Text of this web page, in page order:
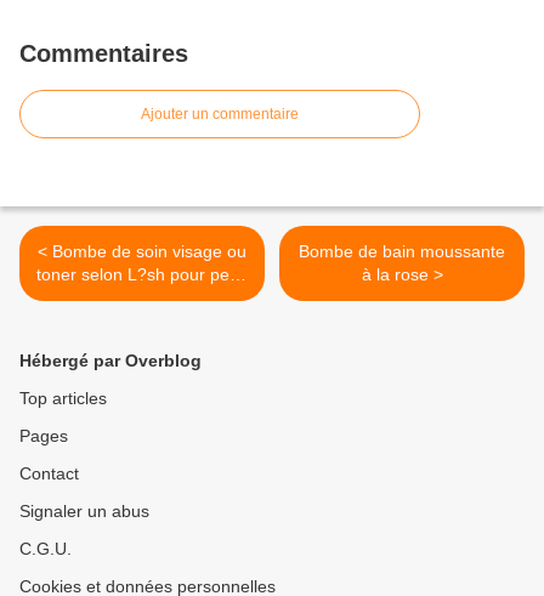
Commentaires
Ajouter un commentaire
< Bombe de soin visage ou
toner selon L?sh pour peau
sèche et sensible
Bombe de bain moussante
à la rose >
Hébergé par Overblog
Top articles
Pages
Contact
Signaler un abus
C.G.U.
Cookies et données personnelles